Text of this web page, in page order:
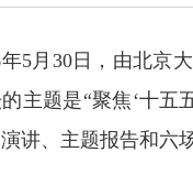
年5月30日，由北京
主题是“聚焦‘十五
讲、主题报告和六